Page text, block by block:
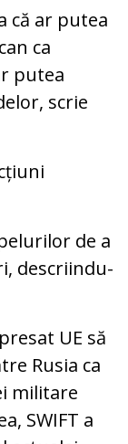
că ar putea
ca
putea
scrie
de a
descriindu-
UE să
Rusia ca
militare
SWIFT a